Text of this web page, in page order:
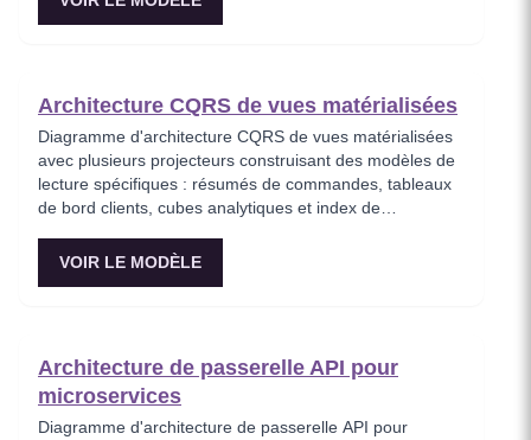
asymétriques où la performance des requêtes est
critique.
Architecture CQRS de vues matérialisées
Diagramme d'architecture CQRS de vues matérialisées
avec plusieurs projecteurs construisant des modèles de
lecture spécifiques : résumés de commandes, tableaux
de bord clients, cubes analytiques et index de
unique. Ce modèle montre comment créer plusieurs
nécessitant des patterns de requête diversifiés à partir
d'une source de données unique.
VOIR LE MODÈLE
Architecture de passerelle API pour
microservices
Diagramme d'architecture de passerelle API pour